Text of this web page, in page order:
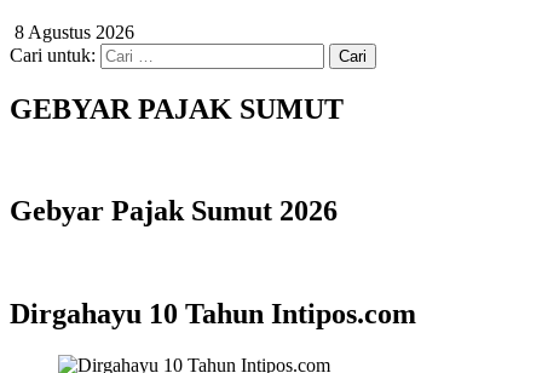
8 Agustus 2026
Cari untuk:
GEBYAR PAJAK SUMUT
Gebyar Pajak Sumut 2026
Dirgahayu 10 Tahun Intipos.com